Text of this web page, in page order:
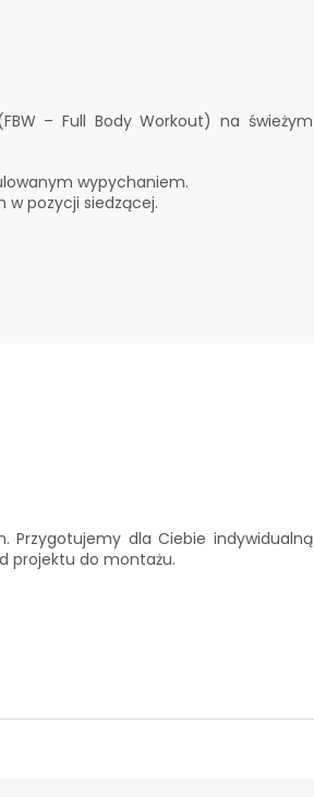
– Full Body Workout) na świeżym
wypychaniem.
pozycji siedzącej.
Przygotujemy dla Ciebie indywidualną
projektu do montażu.